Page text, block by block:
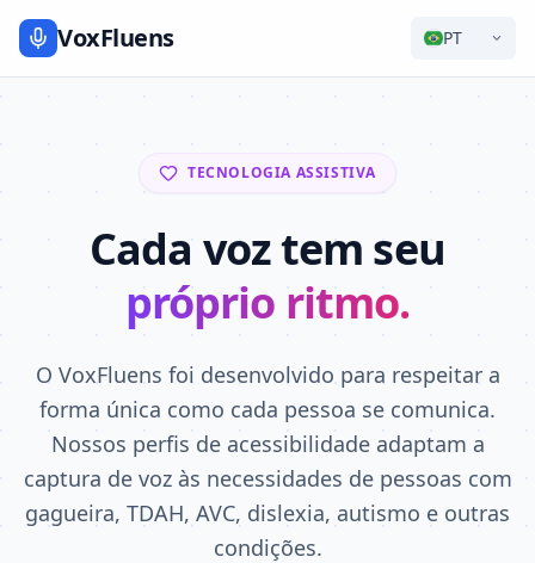
VoxFluens PT
TECNOLOGIA ASSISTIVA
Cada voz tem seu
próprio ritmo.
O VoxFluens foi desenvolvido para respeitar a
forma única como cada pessoa se comunica.
Nossos perfis de acessibilidade adaptam a
captura de voz às necessidades de pessoas com
gagueira, TDAH, AVC, dislexia, autismo e outras
condições.